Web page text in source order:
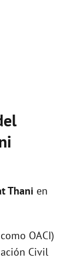
Thani en
OACI)
Civil